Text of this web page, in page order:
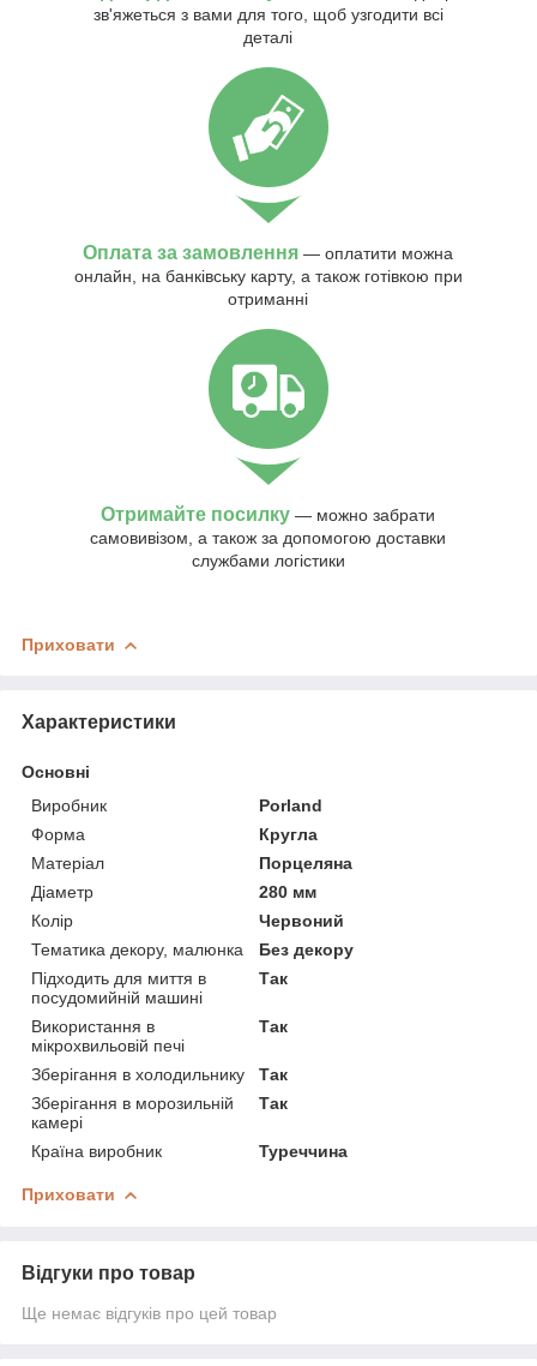
зв'яжеться з вами для того, щоб узгодити всі
деталі
Оплата за замовлення — оплатити можна
онлайн, на банківську карту, а також готівкою при
отриманні
Отримайте посилку — можно забрати
самовивізом, а також за допомогою доставки
службами логістики
Приховати
Характеристики
Основні
Виробник
Porland
Форма
Кругла
Матеріал
Порцеляна
Діаметр
280 мм
Колір
Червоний
Тематика декору, малюнка
Без декору
Підходить для миття в
посудомийній машині
Так
Використання в
мікрохвильовій печі
Так
Зберігання в холодильнику
Так
Зберігання в морозильній
камері
Так
Країна виробник Туреччина
Приховати
Відгуки про товар
Ще немає відгуків про цей товар